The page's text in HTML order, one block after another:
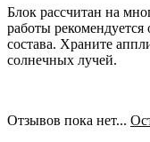
Блок рассчитан на
работы рекомендуется
состава. Храните
солнечных лучей.
Отзывов пока нет...